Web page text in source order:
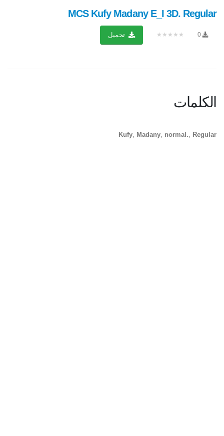
MCS Kufy Madany E_I 3D. Regular
0
★★★★★ تحميل
الكلمات
Kufy Madany normal. Regular